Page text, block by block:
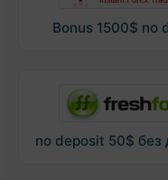
Bonus 1500$ no
no deposit 50$ без